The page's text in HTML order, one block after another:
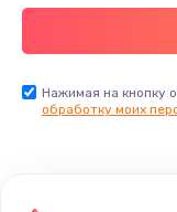
Нажимая на кнопку
обработку моих